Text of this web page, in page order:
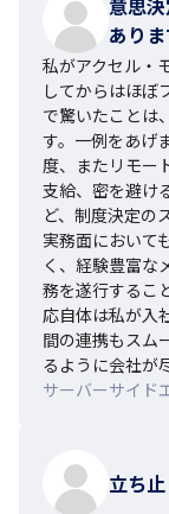
あり
私がアクセル・
してからはほぼ
で驚いたことは
す。一例をあげ
度、またリモー
支給、密を避け
ど、制度決定の
実務面において
く、経験豊富な
務を遂行するこ
応自体は私が入
間の連携もスム
るように会社が
サーバーサイド
立ち